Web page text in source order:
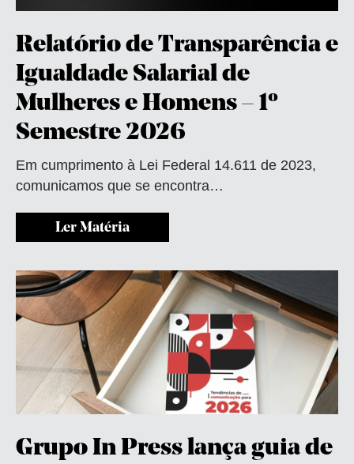
Relatório de Transparência e
Igualdade Salarial de
Mulheres e Homens – 1º
Semestre 2026
Em cumprimento à Lei Federal 14.611 de 2023,
comunicamos que se encontra…
Ler Matéria
Grupo In Press lança guia de